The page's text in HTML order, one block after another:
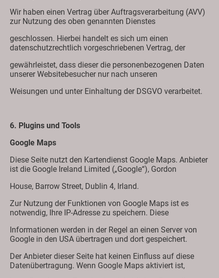
Wir haben einen Vertrag über Auftragsverarbeitung (AVV)
zur Nutzung des oben genannten Dienstes
geschlossen. Hierbei handelt es sich um einen
datenschutzrechtlich vorgeschriebenen Vertrag, der
gewährleistet, dass dieser die personenbezogenen Daten
unserer Websitebesucher nur nach unseren
Weisungen und unter Einhaltung der DSGVO verarbeitet.
6. Plugins und Tools
Google Maps
Diese Seite nutzt den Kartendienst Google Maps. Anbieter
ist die Google Ireland Limited („Google“), Gordon
House, Barrow Street, Dublin 4, Irland.
Zur Nutzung der Funktionen von Google Maps ist es
notwendig, Ihre IP-Adresse zu speichern. Diese
Informationen werden in der Regel an einen Server von
Google in den USA übertragen und dort gespeichert.
Der Anbieter dieser Seite hat keinen Einfluss auf diese
Datenübertragung. Wenn Google Maps aktiviert ist,